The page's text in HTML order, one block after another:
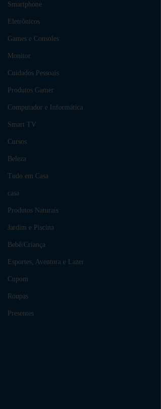
Smartphone
Eletrônicos
Games e Consoles
Monitor
Cuidados Pessoais
Produtos Gamer
Computador e Informática
Smart TV
Cursos
Beleza
Tudo em Casa
casa
Produtos Naturais
Jardim e Piscina
Bebê/Criança
Esportes, Aventura e Lazer
Cupom
Roupas
Presentes